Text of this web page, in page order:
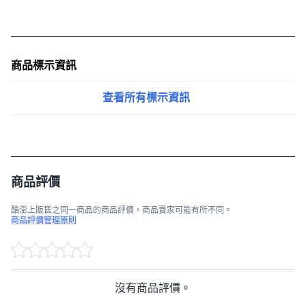
商品標示資訊
查看所有標示資訊
商品評價
酷澎上販售之同一商品的商品評價，商品賣家可能有所不同。
商品評價管理原則
沒有商品評價。